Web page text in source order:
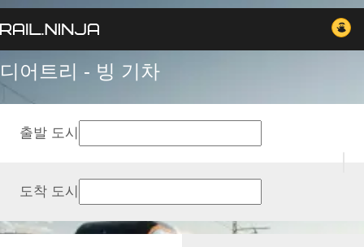
디어트리 - 빙 기차
출발 도시
도착 도시